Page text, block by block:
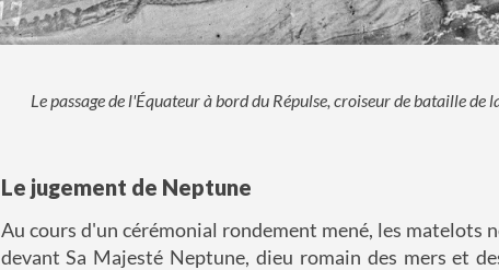
Le passage de l'Équateur à bord du Répulse, croiseur de bataille
Le jugement de Neptune
Au cours d'un cérémonial rondement mené, les matelots
devant Sa Majesté Neptune, dieu romain des mers et